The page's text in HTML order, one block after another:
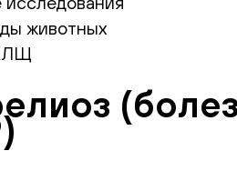
животных